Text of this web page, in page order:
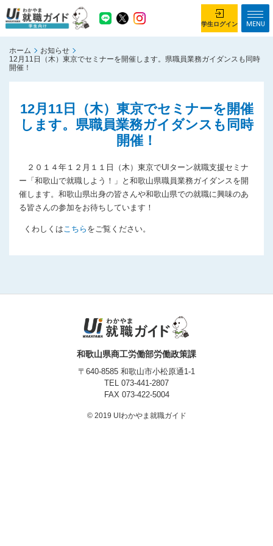
学生ログイン
がっつり就業体験コース ちょこっと仕事体験コース
はじめて利用する方へ
お知らせ
総合トップページ
がっつり就業体験コース トップ
ちょこっと仕事体験コース トップ
サイトマップ
学生ログイン MENU
ホーム
お知らせ
12月11日（木）東京でセミナーを開催します。県職員業務ガイダンスも同時
開催！
12月11日（木）東京でセミナーを開催
します。県職員業務ガイダンスも同時
開催！
２０１４年１２月１１日（木）東京でUIターン就職支援セミナ
ー「和歌山で就職しよう！」と和歌山県職員業務ガイダンスを開
催します。和歌山県出身の皆さんや和歌山県での就職に興味のあ
る皆さんの参加をお待ちしています！
くわしくはこちら をご覧ください。
和歌山県商工労働部労働政策課
〒640-8585 和歌山市小松原通1-1
TEL 073-441-2807
FAX 073-422-5004
© 2019 UIわかやま就職ガイド